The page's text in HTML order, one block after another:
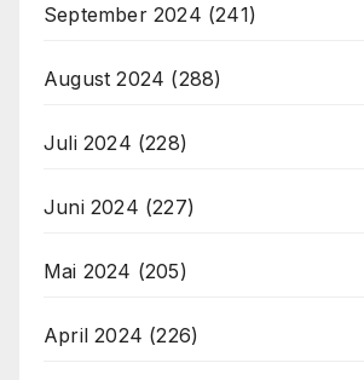
September 2024 (241)
August 2024 (288)
Juli 2024 (228)
Juni 2024 (227)
Mai 2024 (205)
April 2024 (226)